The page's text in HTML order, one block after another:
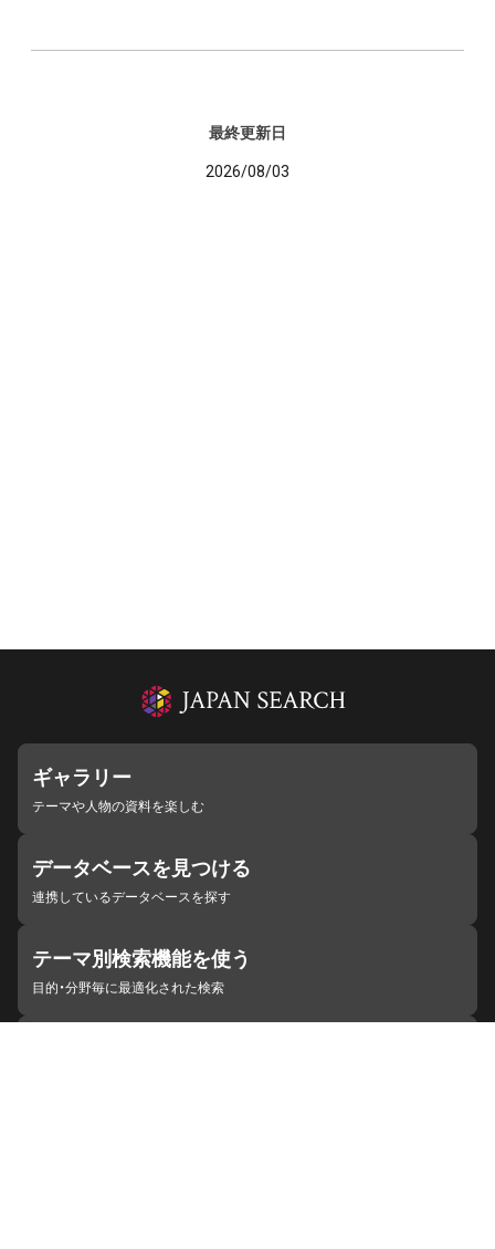
最終更新日
2026/08/03
ギャラリー
テーマや人物の資料を楽しむ
データベースを見つける
連携しているデータベースを探す
テーマ別検索機能を使う
目的・分野毎に最適化された検索